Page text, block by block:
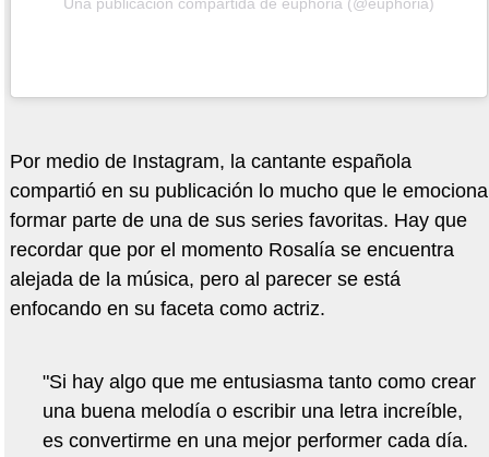
Por medio de Instagram, la cantante española
compartió en su publicación lo mucho que le emociona
formar parte de una de sus series favoritas. Hay que
recordar que por el momento Rosalía se encuentra
alejada de la música, pero al parecer se está
enfocando en su faceta como actriz.
"Si hay algo que me entusiasma tanto como crear
una buena melodía o escribir una letra increíble,
es convertirme en una mejor performer cada día.